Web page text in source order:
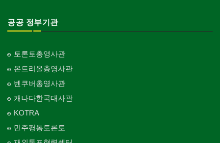
공공 정부기관
토론토총영사관
몬트리올총영사관
벤쿠버총영사관
캐나다한국대사관
KOTRA
민주평통토론토